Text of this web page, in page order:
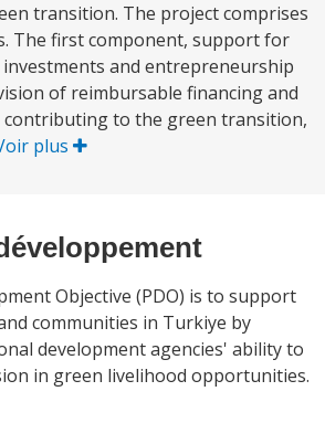
transition. The project comprises
The first component, support for
and entrepreneurship
of reimbursable financing and
to the green transition,
plus
Objective (PDO) is to support
communities in Turkiye by
development agencies' ability to
in green livelihood opportunities.